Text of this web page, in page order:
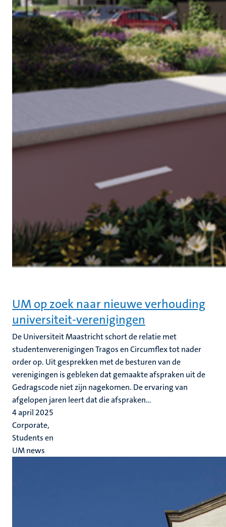
UM op zoek naar nieuwe verhouding
universiteit-verenigingen
De Universiteit Maastricht schort de relatie met
studentenverenigingen Tragos en Circumflex tot nader
order op. Uit gesprekken met de besturen van de
verenigingen is gebleken dat gemaakte afspraken uit de
Gedragscode niet zijn nagekomen. De ervaring van
afgelopen jaren leert dat die afspraken...
4 april 2025
Corporate,
Students en
UM news